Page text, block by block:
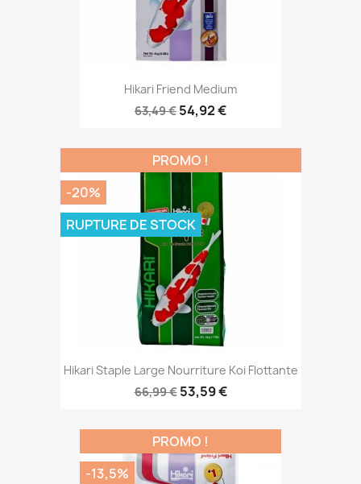
Hikari Friend Medium
63,49 € 54,92 €
Hikari Staple Large Nourriture Koi Flottante
66,99 € 53,59 €
PROMO !
-20%
RUPTURE DE STOCK
PROMO !
-13,5%